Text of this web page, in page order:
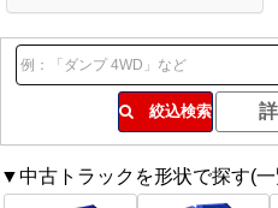
絞込検索
▼中古トラックを形状で探す(